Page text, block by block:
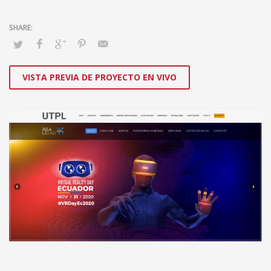
VISTA PREVIA DE PROYECTO EN VIVO